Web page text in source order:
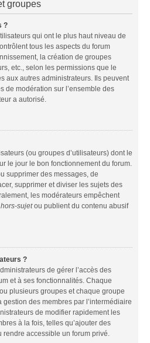
groupes
?
qui ont le plus haut niveau de
tous les aspects du forum
la création de groupes
etc., selon les permissions que le
aux autres administrateurs. Ils peuvent
de modération sur l’ensemble des
a autorisé.
(ou groupes d’utilisateurs) dont le
le jour le bon fonctionnement du forum.
supprimer des messages, de
supprimer et diviser les sujets des
les modérateurs empêchent
hors-sujetou publient du contenu abusif
?
de gérer l’accès des
et à ses fonctionnalités. Chaque
plusieurs groupes et chaque groupe
des membres par l’intermédiaire
de modifier rapidement les
à la fois, telles qu’ajouter des
accessible un forum privé.